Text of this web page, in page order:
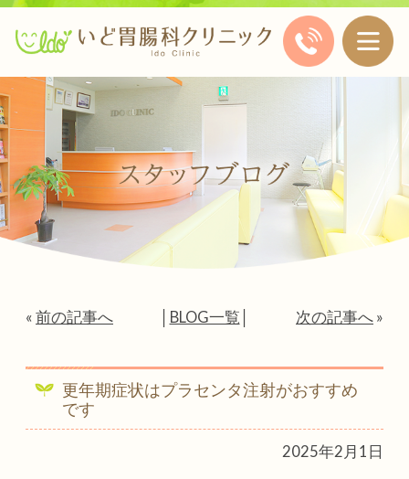
« 前の記事へ BLOG一覧 次の記事へ »
更年期症状はプラセンタ注射がおすすめ
です
2025年2月1日